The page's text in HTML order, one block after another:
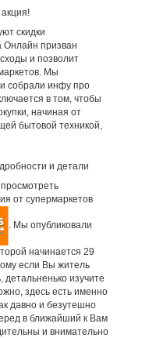
скидки
Онлайн призван
и позволит
Мы
собрали инфу про
в том, чтобы
начиная от
бытовой техникой,
и детали
от супермаркетов
. Мы опубликовали
начинается 29
если Вы житель
детальненько изучите
здесь есть именно
давно и безутешно
в ближайший к Вам
и внимательно